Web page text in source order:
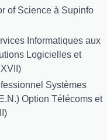
of Science à Supinfo
Informatiques aux
Logicielles et
Systèmes
Option Télécoms et